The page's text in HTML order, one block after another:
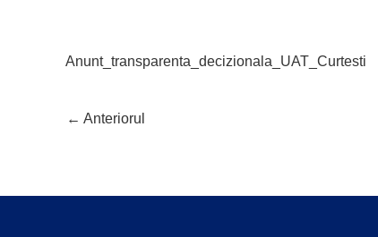
Anunt_transparenta_decizionala_UAT_Curtesti
← Anteriorul